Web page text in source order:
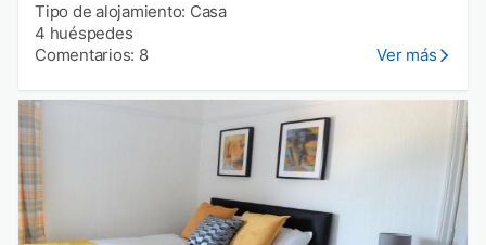
Tipo de alojamiento: Casa
4 huéspedes
Comentarios: 8
Ver más